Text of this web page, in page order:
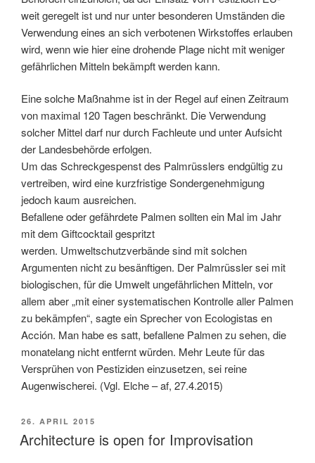
weit geregelt ist und nur unter besonderen Umständen die
Verwendung eines an sich verbotenen Wirkstoffes erlauben
wird, wenn wie hier eine drohende Plage nicht mit weniger
gefährlichen Mitteln bekämpft werden kann.
Eine solche Maßnahme ist in der Regel auf einen Zeitraum
von maximal 120 Tagen beschränkt. Die Verwendung
solcher Mittel darf nur durch Fachleute und unter Aufsicht
der Landesbehörde erfolgen.
Um das Schreckgespenst des Palmrüsslers endgültig zu
vertreiben, wird eine kurzfristige Sondergenehmigung
jedoch kaum ausreichen.
Befallene oder gefährdete Palmen sollten ein Mal im Jahr
mit dem Giftcocktail gespritzt
werden. Umweltschutzverbände sind mit solchen
Argumenten nicht zu besänftigen. Der Palmrüssler sei mit
biologischen, für die Umwelt ungefährlichen Mitteln, vor
allem aber „mit einer systematischen Kontrolle aller Palmen
zu bekämpfen“, sagte ein Sprecher von Ecologistas en
Acción. Man habe es satt, befallene Palmen zu sehen, die
monatelang nicht entfernt würden. Mehr Leute für das
Versprühen von Pestiziden einzusetzen, sei reine
Augenwischerei. (Vgl. Elche – af, 27.4.2015)
VERÖFFENTLICHT
AM
26. APRIL 2015
Architecture is open for Improvisation